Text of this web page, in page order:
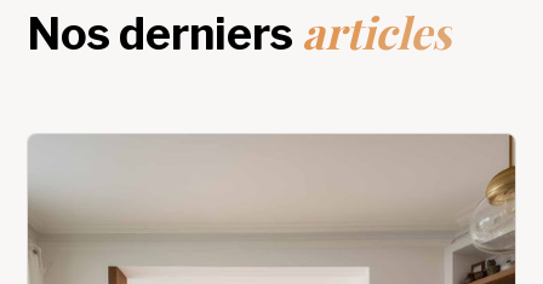
Nos derniers articles